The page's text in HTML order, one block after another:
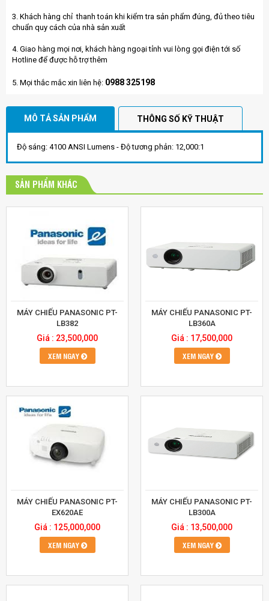
3. Khách hàng chỉ thanh toán khi kiểm tra sản phẩm đúng, đủ theo tiêu
chuẩn quy cách của nhà sản xuất
4. Giao hàng mọi nơi, khách hàng ngoại tỉnh vui lòng gọi điện tới số
Hotline để được hỗ trợ thêm
5. Mọi thắc mắc xin liên hệ: 0988 325198
MÔ TẢ SẢN PHẨM THÔNG SỐ KỸ THUẬT
Độ sáng: 4100 ANSI Lumens - Độ tương phản: 12,000:1
SẢN PHẨM KHÁC
MÁY CHIẾU PANASONIC PT-
LB382
Giá : 23,500,000
XEM NGAY
MÁY CHIẾU PANASONIC PT-
LB360A
Giá : 17,500,000
XEM NGAY
MÁY CHIẾU PANASONIC PT-
EX620AE
Giá : 125,000,000
XEM NGAY
MÁY CHIẾU PANASONIC PT-
LB300A
Giá : 13,500,000
XEM NGAY